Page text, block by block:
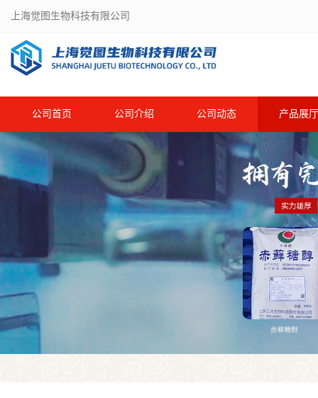
上海觉图生物科技有限公司
公司首页 公司介绍 公司动态 产品展厅